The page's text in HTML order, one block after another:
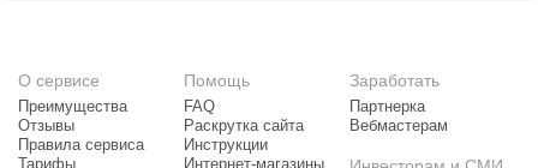
О сервисе
Преимущества
Отзывы
Правила сервиса
Помощь
FAQ
Раскрутка сайта
Инструкции
Заработать
Партнерка
Вебмастерам